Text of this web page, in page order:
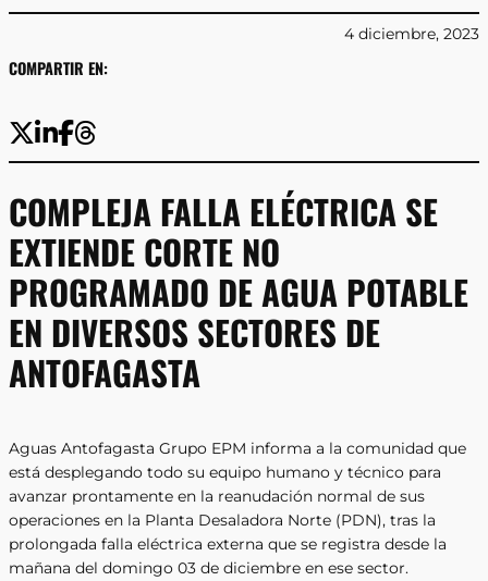
COMPARTIR EN:
4 diciembre, 2023
COMPLEJA FALLA ELÉCTRICA SE
EXTIENDE CORTE NO
PROGRAMADO DE AGUA POTABLE
EN DIVERSOS SECTORES DE
ANTOFAGASTA
Aguas Antofagasta Grupo EPM informa a la comunidad que
está desplegando todo su equipo humano y técnico para
avanzar prontamente en la reanudación normal de sus
operaciones en la Planta Desaladora Norte (PDN), tras la
prolongada falla eléctrica externa que se registra desde la
mañana del domingo 03 de diciembre en ese sector.